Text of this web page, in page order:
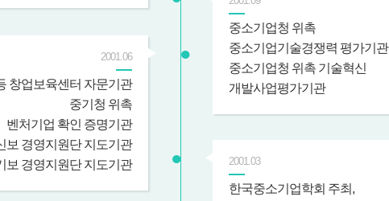
중소기업청 위촉
중소기업기술경쟁력 평가기관
중소기업청 위촉 기술혁신
개발사업평가기관
2001.06
창업보육센터 자문기관
중기청 위촉
벤처기업 확인 증명기관
보 경영지원단 지도기관
보 경영지원단 지도기관
2001.03
한국중소기업학회 주최,